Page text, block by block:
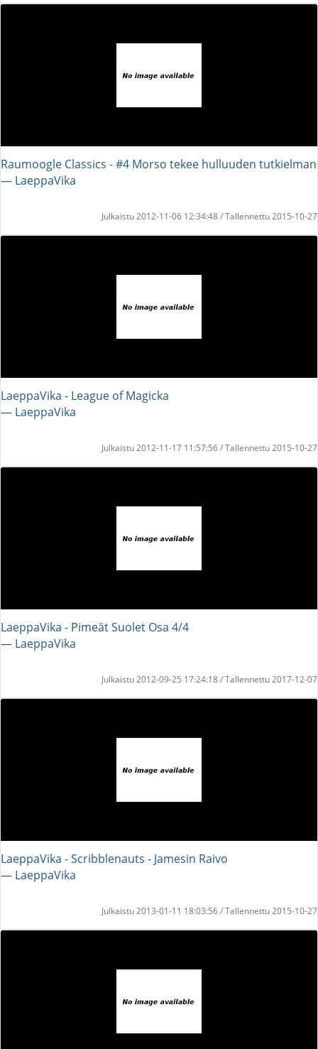
Raumoogle Classics - #4 Morso tekee hulluuden tutkielman
― LaeppaVika
Julkaistu 2012-11-06 12:34:48 / Tallennettu 2015-10-27
LaeppaVika - League of Magicka
― LaeppaVika
Julkaistu 2012-11-17 11:57:56 / Tallennettu 2015-10-27
LaeppaVika - Pimeät Suolet Osa 4/4
― LaeppaVika
Julkaistu 2012-09-25 17:24:18 / Tallennettu 2017-12-07
LaeppaVika - Scribblenauts - Jamesin Raivo
― LaeppaVika
Julkaistu 2013-01-11 18:03:56 / Tallennettu 2015-10-27